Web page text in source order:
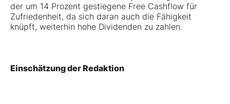
der um 14 Prozent gestiegene Free Cashflow für
Zufriedenheit, da sich daran auch die Fähigkeit
knüpft, weiterhin hohe Dividenden zu zahlen.
Einschätzung der Redaktion